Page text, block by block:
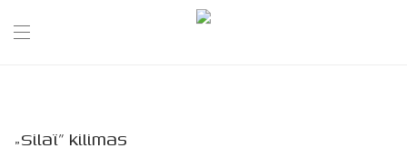
„Silaï” kilimas